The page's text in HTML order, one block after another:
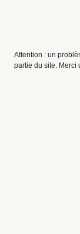
Attention : un
partie du site. Merci